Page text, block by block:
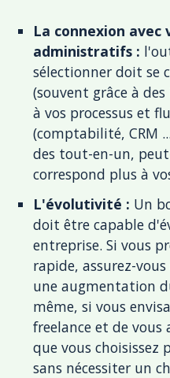
La connexion avec
administratifs :
sélectionner doit se
(souvent grâce à
à vos processus et
(comptabilité, CRM
des tout-en-un,
correspond plus à
L'évolutivité : Un
doit être capable
entreprise. Si vous
rapide, assurez-
une augmentation
même, si vous
freelance et de
que vous choisissez
sans nécessiter un